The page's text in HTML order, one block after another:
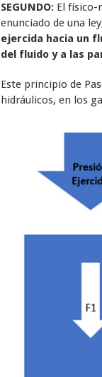
SEGUNDO:El físico-
enunciado de una
ejercida hacia un
del fluido y a las
Este principio de
hidráulicos, en los